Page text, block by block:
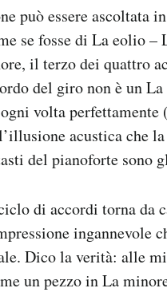
può essere ascoltata
se fosse di La eolio
il terzo dei quattro
del giro non è un
volta perfettamente
acustica che
del pianoforte sono
di accordi torna da
ingannevole
Dico la verità: alle
un pezzo in La